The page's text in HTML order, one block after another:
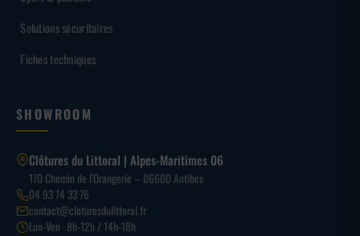
Solutions sécuritaires
Fiches techniques
SHOWROOM
Clôtures du Littoral | Alpes-Maritimes 06
170 Chemin de l’Orangerie – 06600 Antibes
04 93 74 33 76
contact@cloturesdulittoral.fr
Lun-Ven · 8h-12h / 14h-18h